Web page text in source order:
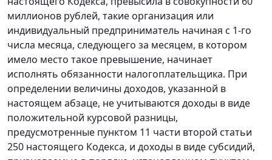
миллионов рублей, такие организация или
индивидуальный предприниматель начиная с 1-го
числа месяца, следующего за месяцем, в котором
имело место такое превышение, начинает
исполнять обязанности налогоплательщика. При
определении величины доходов, указанной в
настоящем абзаце, не учитываются доходы в виде
положительной курсовой разницы,
предусмотренные пунктом 11 части второй статьи
250 настоящего Кодекса, и доходы в виде субсидий,